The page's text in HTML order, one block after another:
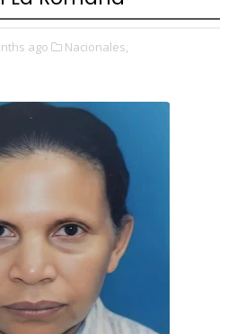
ago Nacionales,